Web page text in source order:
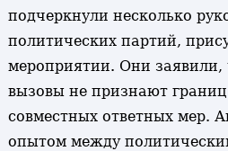
подчеркнули несколько
политических партий,
мероприятии. Они заявили,
вызовы не признают
совместных ответных мер.
опытом между